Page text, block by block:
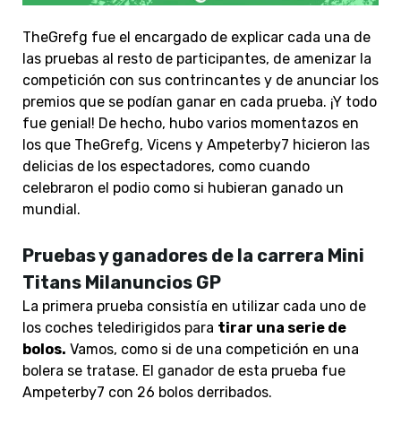
TheGrefg fue el encargado de explicar cada una de
las pruebas al resto de participantes, de amenizar la
competición con sus contrincantes y de anunciar los
premios que se podían ganar en cada prueba. ¡Y todo
fue genial! De hecho, hubo varios momentazos en
los que TheGrefg, Vicens y Ampeterby7 hicieron las
delicias de los espectadores, como cuando
celebraron el podio como si hubieran ganado un
mundial.
Pruebas y ganadores de la carrera Mini
Titans Milanuncios GP
La primera prueba consistía en utilizar cada uno de
los coches teledirigidos para tirar una serie de
bolos. Vamos, como si de una competición en una
bolera se tratase. El ganador de esta prueba fue
Ampeterby7 con 26 bolos derribados.